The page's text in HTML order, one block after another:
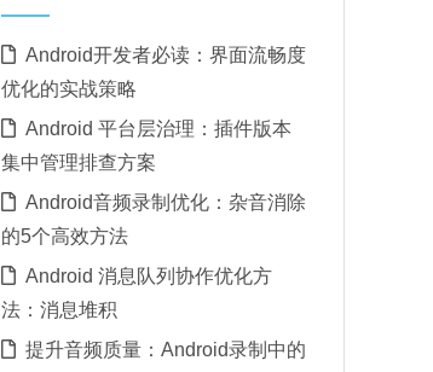
Android开发者必读：界面流畅度
优化的实战策略
Android 平台层治理：插件版本
集中管理排查方案
Android音频录制优化：杂音消除
的5个高效方法
Android 消息队列协作优化方
法：消息堆积
提升音频质量：Android录制中的